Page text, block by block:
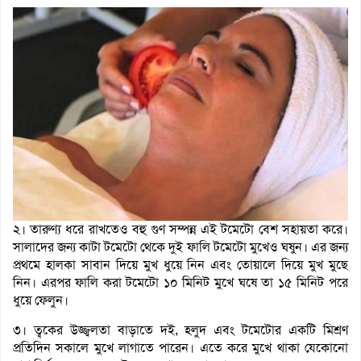
২। তারুণ্য ধরে রাখতেও বহু গুণ সম্পন্ন এই টমেটো বেশ সহায়তা করে।
সালাদের জন্য কাটা টমেটো থেকে দুই ফালি টমেটো মুখেও ঘষুন। এর জন্য
প্রথমে হালকা সাবান দিয়ে মুখ ধুয়ে নিন এবং তোয়ালে দিয়ে মুখ মুছে
নিন। এরপর ফালি করা টমেটো ১০ মিনিট মুখে ঘষে তা ১৫ মিনিট পরে
ধুয়ে ফেলুন।
৩। ত্বকের উজ্জ্বলতা বাড়াতে দই, হলুদ এবং টমেটোর একটি মিশ্রণ
প্রতিদিন সকালে মুখে লাগাতে পারেন। এতে করে মুখে থাকা যেকোনো